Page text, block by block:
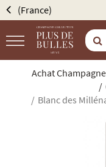
Élu Meilleur
Achat
Blanc des